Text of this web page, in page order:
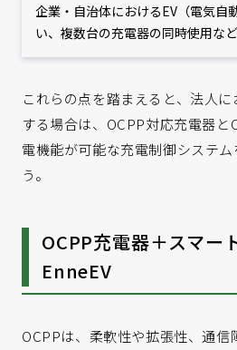
企業・自治体におけるEV（電気自
い、複数台の充電器の同時使用な
コストが増大するといった課題が
集中することによる電力の供給力
す。そこで重要になるのが、充電
ロールする「充電制御」システム
します。
これらの点を踏まえると、法人
する場合は、OCPP対応充電器と
電機能が可能な充電制御システ
う。
OCPP充電器＋スマー
EnneEV
OCPPは、柔軟性や拡張性、通信